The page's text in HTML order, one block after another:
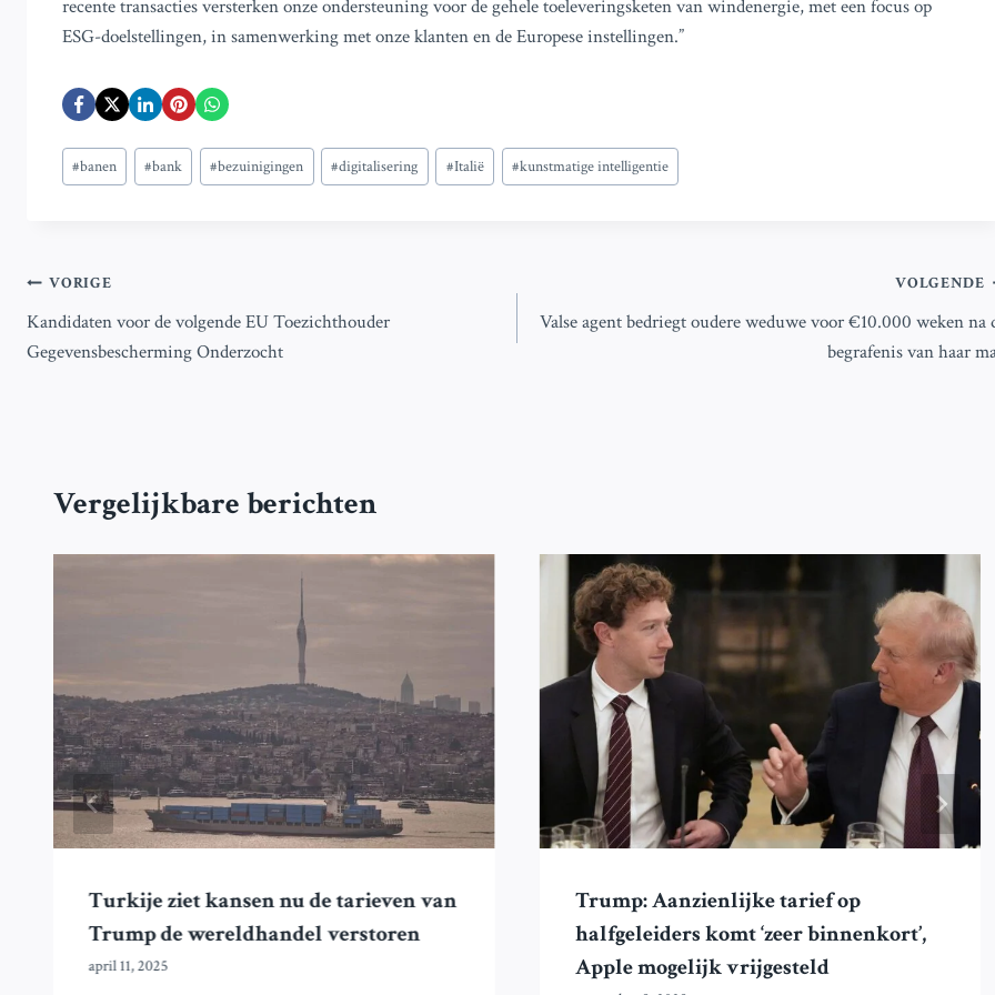
recente transacties versterken onze ondersteuning voor de gehele toeleveringsketen van windenergie, met een focus op
ESG-doelstellingen, in samenwerking met onze klanten en de Europese instellingen.”
Bericht
tags:
#banen #bank #bezuinigingen #digitalisering #Italië #kunstmatige intelligentie
Bericht
navigatie
VORIGE
Kandidaten voor de volgende EU Toezichthouder
Gegevensbescherming Onderzocht
VOLGENDE
Valse agent bedriegt oudere weduwe voor €10.000 weken na
begrafenis van haar
Vergelijkbare berichten
Turkije ziet kansen nu de tarieven van
Trump de wereldhandel verstoren
april 11, 2025
Trump: Aanzienlijke tarief op
halfgeleiders komt ‘zeer binnenkort’,
Apple mogelijk vrijgesteld